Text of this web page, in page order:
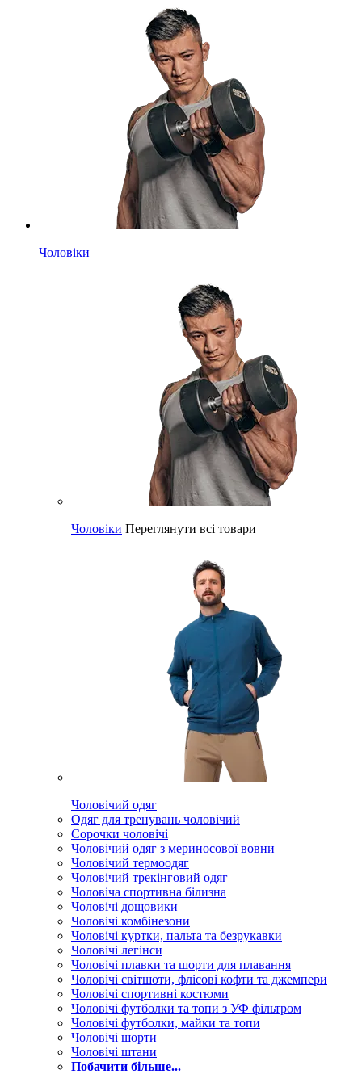
Чоловіки
Чоловіки Переглянути всі товари
Чоловічий одяг
Одяг для тренувань чоловічий
Сорочки чоловічі
Чоловічий одяг з мериносової вовни
Чоловічий термоодяг
Чоловічий трекінговий одяг
Чоловіча спортивна білизна
Чоловічі дощовики
Чоловічі комбінезони
Чоловічі куртки, пальта та безрукавки
Чоловічі легінси
Чоловічі плавки та шорти для плавання
Чоловічі світшоти, флісові кофти та джемпери
Чоловічі спортивні костюми
Чоловічі футболки та топи з УФ фільтром
Чоловічі футболки, майки та топи
Чоловічі шорти
Чоловічі штани
Побачити більше...